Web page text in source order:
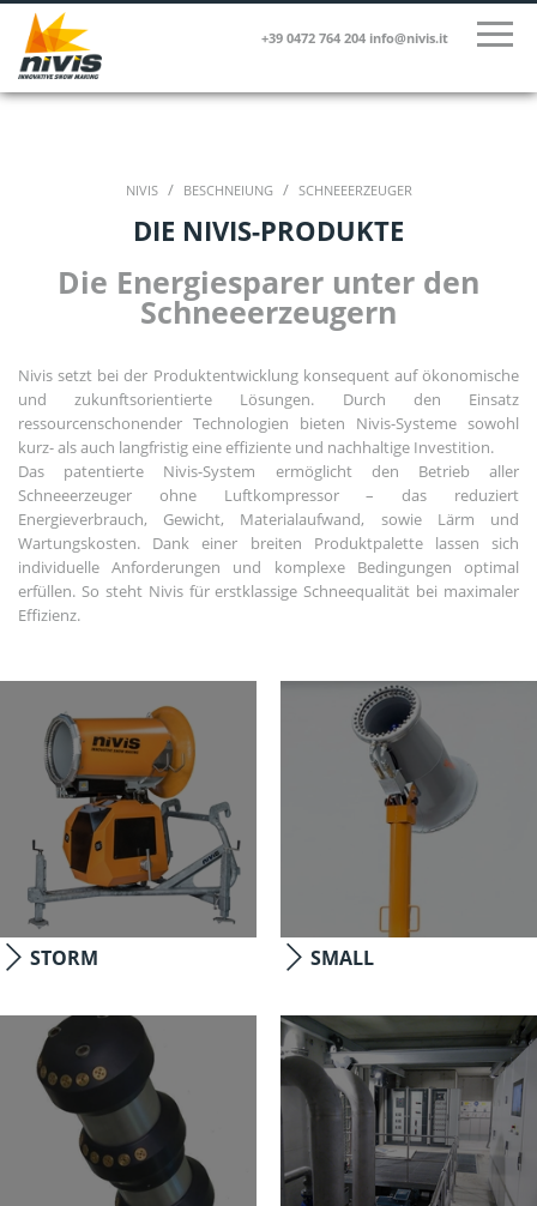
+39 0472 764 204 info@nivis.it
NIVIS / BESCHNEIUNG / SCHNEEERZEUGER
DIE NIVIS-PRODUKTE
Die Energiesparer unter den
Schneeerzeugern
Nivis setzt bei der Produktentwicklung konsequent auf ökonomische
und zukunftsorientierte Lösungen. Durch den Einsatz
ressourcenschonender Technologien bieten Nivis-Systeme sowohl
kurz- als auch langfristig eine effiziente und nachhaltige Investition.
Das patentierte Nivis-System ermöglicht den Betrieb aller
Schneeerzeuger ohne Luftkompressor – das reduziert
Energieverbrauch, Gewicht, Materialaufwand, sowie Lärm und
Wartungskosten. Dank einer breiten Produktpalette lassen sich
individuelle Anforderungen und komplexe Bedingungen optimal
erfüllen. So steht Nivis für erstklassige Schneequalität bei maximaler
Effizienz.
STORM SMALL